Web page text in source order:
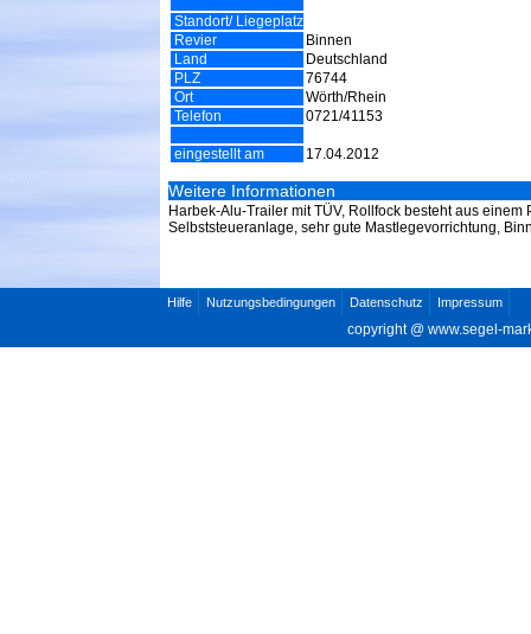
Standort/ Liegeplatz
Revier
Binnen
Land
Deutschland
PLZ
76744
Ort
Wörth/Rhein
Telefon
0721/41153
eingestellt am 17.04.2012
Weitere Informationen
Harbek-Alu-Trailer mit TÜV, Rollfock besteht aus
Selbststeueranlage, sehr gute Mastlegevorrichtung,
Hilfe Nutzungsbedingungen Datenschutz Impressum
copyright @ www.segel-